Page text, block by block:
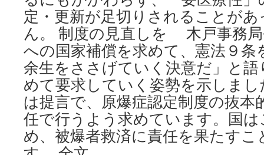
定・更新が足切りされることが
ん。 制度の見直しを 木戸事務
への国家補償を求めて、憲法９
余生をささげていく決意だ」と
めて要求していく姿勢を示しま
は提言で、原爆症認定制度の抜本
任で行うよう求めています。国
め、被爆者救済に責任を果たす